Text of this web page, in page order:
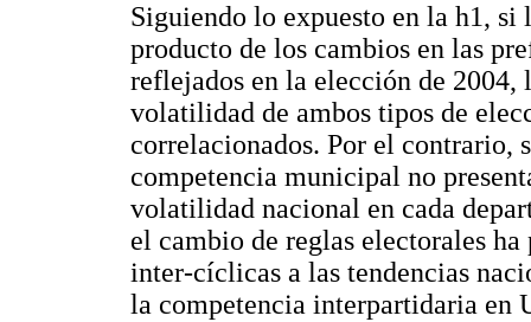
Siguiendo lo expuesto en la h1,
producto de los cambios en las
reflejados en la elección de 2004,
volatilidad de ambos tipos de
correlacionados. Por el
competencia municipal no
volatilidad nacional en cada
el cambio de reglas electorales
inter-cíclicas a las tendencias
la competencia interpartidaria en